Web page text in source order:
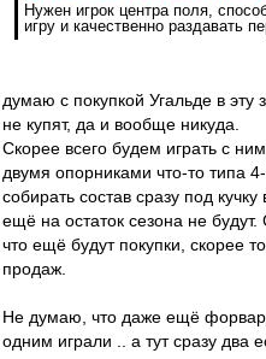
Нужен игрок центра поля,
игру и качественно раздавать
думаю с покупкой Угальде в эту
не купят, да и вообще никуда.
Скорее всего будем играть с
двумя опорниками что-то типа 4-
собирать состав сразу под кучку
ещё на остаток сезона не
что ещё будут покупки, скорее
продаж.
Не думаю, что даже ещё
одним играли .. а тут сразу два